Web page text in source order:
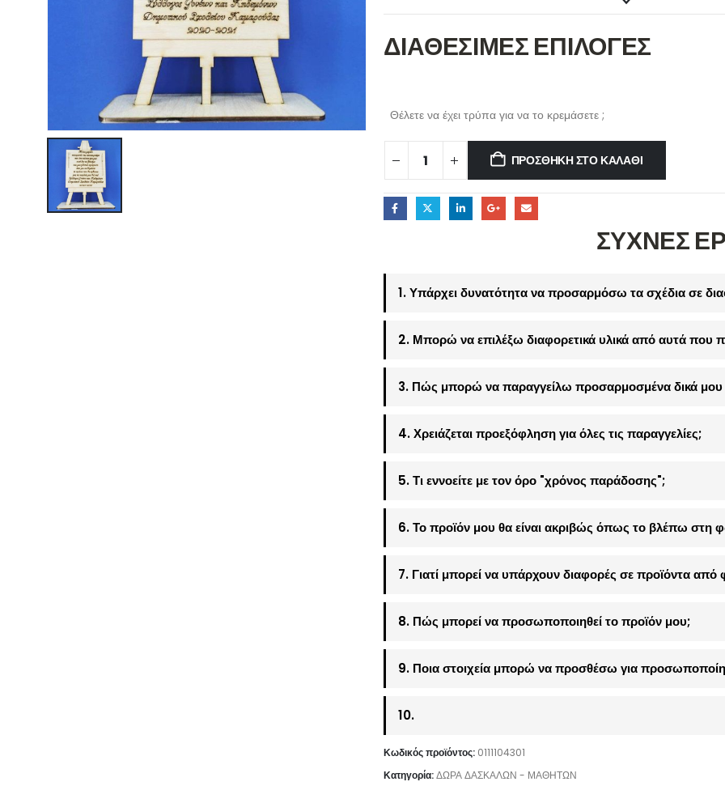
ΔΙΑΘΕΣΙΜΕΣ ΕΠΙΛΟΓΕΣ
Θέλετε να έχει τρύπα για να το κρεμάσετε ;
ΠΡΟΣΘΉΚΗ ΣΤΟ ΚΑΛΆΘΙ
ΣΥΧΝΕΣ
1. Υπάρχει δυνατότητα να προσαρμόσω τα σχέδια σε
2. Μπορώ να επιλέξω διαφορετικά υλικά από αυτά που
3. Πώς μπορώ να παραγγείλω προσαρμοσμένα δικά μου
4. Χρειάζεται προεξόφληση για όλες τις παραγγελίες;
5. Τι εννοείτε με τον όρο "χρόνος παράδοσης";
6. Το προϊόν μου θα είναι ακριβώς όπως το βλέπω στη
7. Γιατί μπορεί να υπάρχουν διαφορές σε προϊόντα από
8. Πώς μπορεί να προσωποποιηθεί το προϊόν μου;
9. Ποια στοιχεία μπορώ να προσθέσω για
10.
Κωδικός προϊόντος: 0111104301
Κατηγορία:ΔΩΡΑ ΔΑΣΚΑΛΩΝ - ΜΑΘΗΤΩΝ